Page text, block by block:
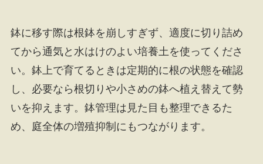
鉢に移す際は根鉢を崩しすぎず、適度に切り詰め
てから通気と水はけのよい培養土を使ってくださ
い。鉢上で育てるときは定期的に根の状態を確認
し、必要なら根切りや小さめの鉢へ植え替えて勢
いを抑えます。鉢管理は見た目も整理できるた
め、庭全体の増殖抑制にもつながります。